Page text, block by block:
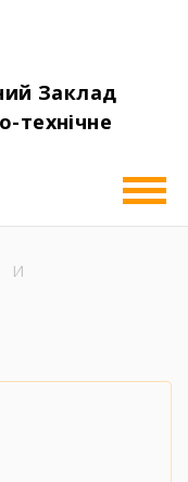
Заклад
технічне